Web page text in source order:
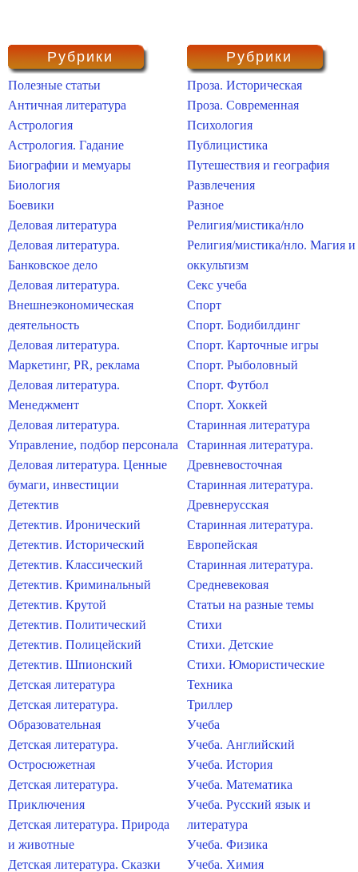
Рубрики
Полезные статьи
Античная литература
Астрология
Астрология. Гадание
Биографии и мемуары
Биология
Боевики
Деловая литература
Деловая литература.
Банковское дело
Деловая литература.
Внешнеэкономическая
деятельность
Деловая литература.
Маркетинг, PR, реклама
Деловая литература.
Менеджмент
Деловая литература.
Управление, подбор персонала
Деловая литература. Ценные
бумаги, инвестиции
Детектив
Детектив. Иронический
Детектив. Исторический
Детектив. Классический
Детектив. Криминальный
Детектив. Крутой
Детектив. Политический
Детектив. Полицейский
Детектив. Шпионский
Детская литература
Детская литература.
Образовательная
Детская литература.
Остросюжетная
Детская литература.
Приключения
Детская литература. Природа
и животные
Детская литература. Сказки
Рубрики
Проза. Историческая
Проза. Современная
Психология
Публицистика
Путешествия и география
Развлечения
Разное
Религия/мистика/нло
Религия/мистика/нло. Магия и
оккультизм
Секс учеба
Спорт
Спорт. Бодибилдинг
Спорт. Карточные игры
Спорт. Рыболовный
Спорт. Футбол
Спорт. Хоккей
Старинная литература
Старинная литература.
Древневосточная
Старинная литература.
Древнерусская
Старинная литература.
Европейская
Старинная литература.
Средневековая
Статьи на разные темы
Стихи
Стихи. Детские
Стихи. Юмористические
Техника
Триллер
Учеба
Учеба. Английский
Учеба. История
Учеба. Математика
Учеба. Русский язык и
литература
Учеба. Физика
Учеба. Химия